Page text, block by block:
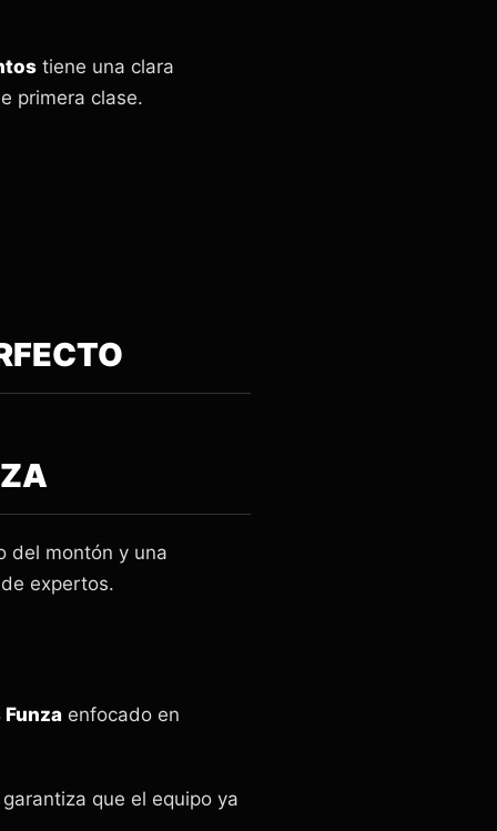
tiene una clara
primera clase.
del montón y una
expertos.
enfocado en
que el equipo ya